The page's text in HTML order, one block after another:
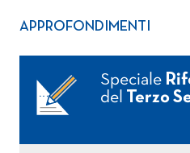
APPROFONDIMENTI
Speciale
del
Terzo